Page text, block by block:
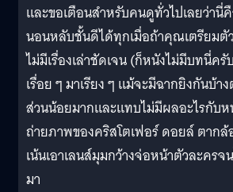
และขอเตือนสำหรับคนดูทั่วไปเลยว่านี่
นอนหลับชั้นดีได้ทุกเมื่อถ้าคุณเตรียมตั
ไม่มีเรื่องเล่าชัดเจน (ก็หนังไม่มีบทนี่ค
เรื่อย ๆ มาเรียง ๆ แม้จะมีฉากยิงกันบ้า
ส่วนน้อยมากและแทบไม่มีผลอะไรกับ
ถ่ายภาพของคริสโตเฟอร์ ดอยล์ ตาก
เน้นเอาเลนส์มุมกว้างจ่อหน้าตัวละคร
มา